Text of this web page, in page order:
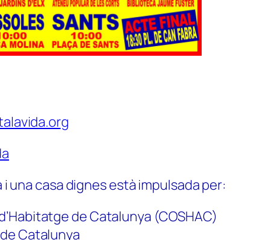
una casa dignes està impulsada per:
de Catalunya (COSHAC)
Catalunya